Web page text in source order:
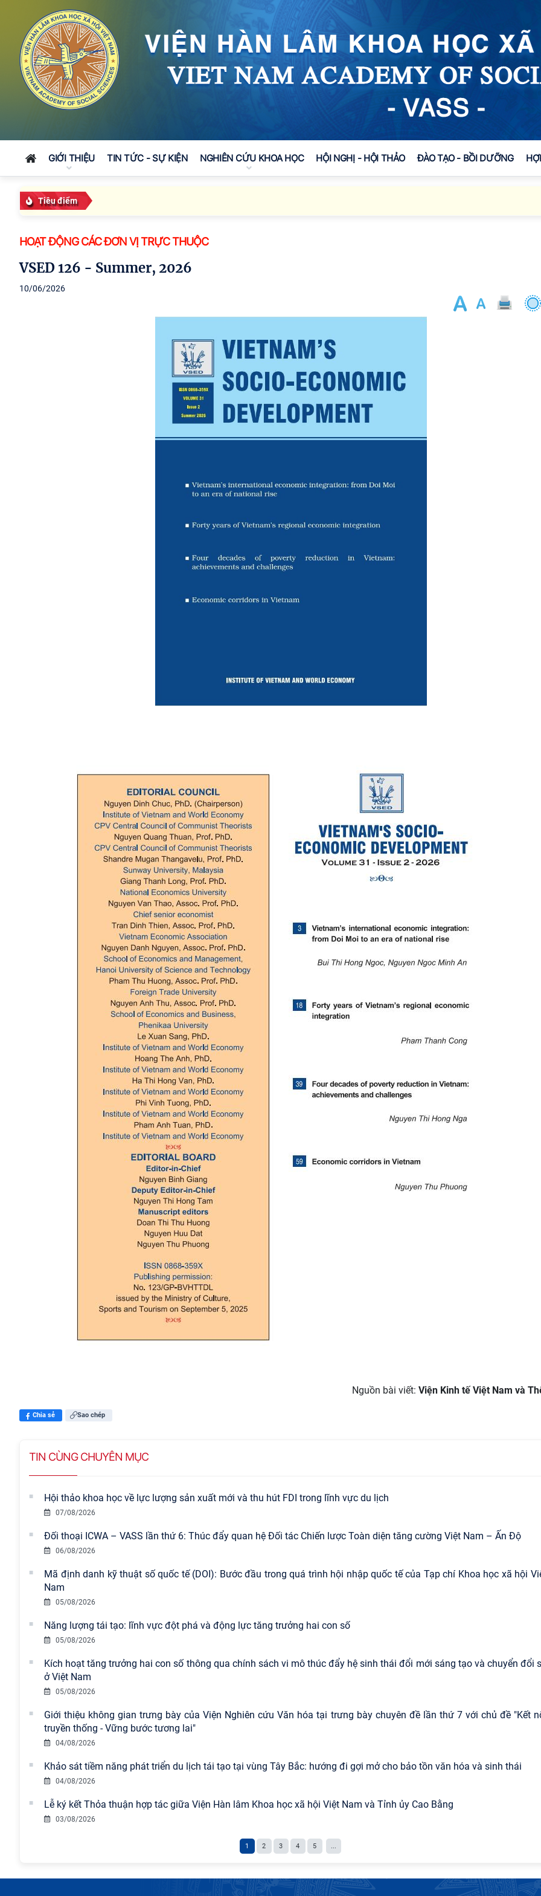
GIỚI THIỆU TIN TỨC - SỰ KIỆN NGHIÊN CỨU KHOA HỌC HỘI NGHỊ - HỘI THẢO ĐÀO TẠO - BỒI DƯỠNG
Tiêu điểm
HOẠT ĐỘNG CÁC ĐƠN VỊ TRỰC THUỘC
VSED 126 - Summer, 2026
10/06/2026
Nguồn bài viết: Viện Kinh tế Việt Nam và
Chia sẻ Sao chép
TIN CÙNG CHUYÊN MỤC
Hội thảo khoa học về lực lượng sản xuất mới và thu hút FDI trong lĩnh vực du lịch
07/08/2026
Đối thoại ICWA – VASS lần thứ 6: Thúc đẩy quan hệ Đối tác Chiến lược Toàn diện tăng cường Việt Nam – Ấn Độ
06/08/2026
Mã định danh kỹ thuật số quốc tế (DOI): Bước đầu trong quá trình hội nhập quốc tế của Tạp chí Khoa học xã hội
Nam
05/08/2026
Năng lượng tái tạo: lĩnh vực đột phá và động lực tăng trưởng hai con số
05/08/2026
Kích hoạt tăng trưởng hai con số thông qua chính sách vi mô thúc đẩy hệ sinh thái đổi mới sáng tạo và chuyển đổi
ở Việt Nam
05/08/2026
Giới thiệu không gian trưng bày của Viện Nghiên cứu Văn hóa tại trưng bày chuyên đề lần thứ 7 với chủ đề "Kết
truyền thống - Vững bước tương lai"
04/08/2026
Khảo sát tiềm năng phát triển du lịch tái tạo tại vùng Tây Bắc: hướng đi gợi mở cho bảo tồn văn hóa và sinh thái
04/08/2026
Lễ ký kết Thỏa thuận hợp tác giữa Viện Hàn lâm Khoa học xã hội Việt Nam và Tỉnh ủy Cao Bằng
03/08/2026
1 2 3 4 5 ...